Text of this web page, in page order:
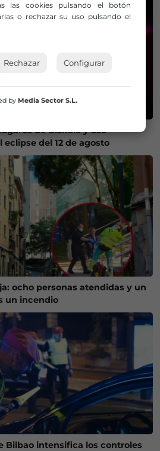
de Bizkaia y Las
del 12 de agosto
ocho personas atendidas y un
un incendio
Bilbao intensifica los controles
las cookies pulsando el botón
o rechazar su uso pulsando el
Rechazar Configurar
by Media Sector S.L.